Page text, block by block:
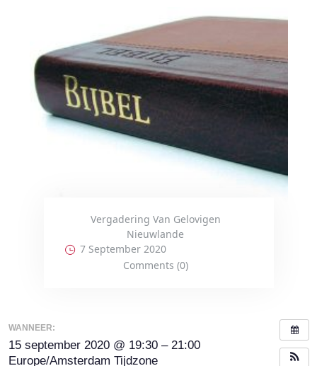
Vergadering Van Gelovigen
Nieuwlande
7 September 2020
Comments (0)
WANNEER:
15 september 2020 @ 19:30 – 21:00
Europe/Amsterdam Tijdzone